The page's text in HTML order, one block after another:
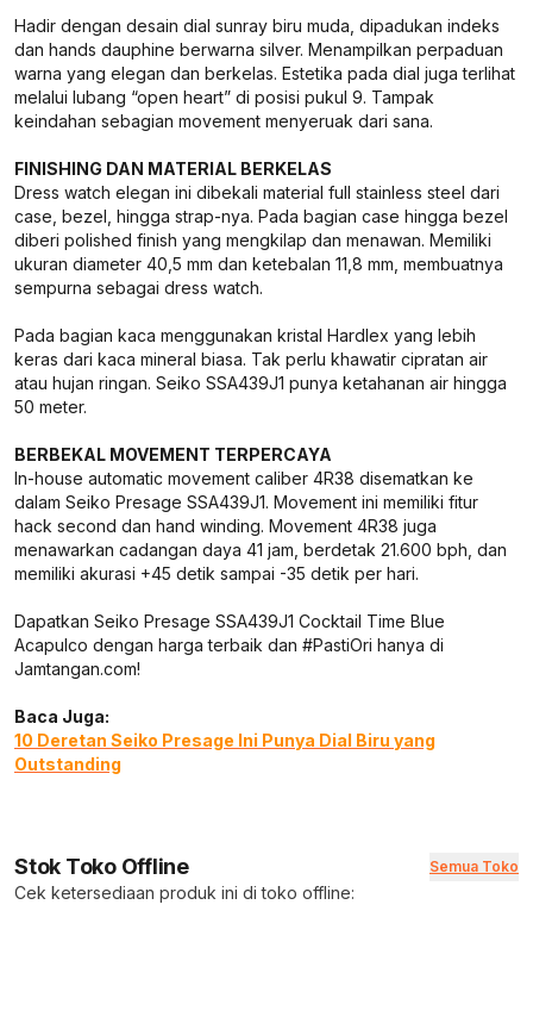
Hadir dengan desain dial sunray biru muda, dipadukan indeks
dan hands dauphine berwarna silver. Menampilkan perpaduan
warna yang elegan dan berkelas. Estetika pada dial juga terlihat
melalui lubang “open heart” di posisi pukul 9. Tampak
keindahan sebagian movement menyeruak dari sana.
FINISHING DAN MATERIAL BERKELAS
Dress watch elegan ini dibekali material full stainless steel dari
case, bezel, hingga strap-nya. Pada bagian case hingga bezel
diberi polished finish yang mengkilap dan menawan. Memiliki
ukuran diameter 40,5 mm dan ketebalan 11,8 mm, membuatnya
sempurna sebagai dress watch.
Pada bagian kaca menggunakan kristal Hardlex yang lebih
keras dari kaca mineral biasa. Tak perlu khawatir cipratan air
atau hujan ringan. Seiko SSA439J1 punya ketahanan air hingga
50 meter.
BERBEKAL MOVEMENT TERPERCAYA
In-house automatic movement caliber 4R38 disematkan ke
dalam Seiko Presage SSA439J1. Movement ini memiliki fitur
hack second dan hand winding. Movement 4R38 juga
menawarkan cadangan daya 41 jam, berdetak 21.600 bph, dan
memiliki akurasi +45 detik sampai -35 detik per hari.
Dapatkan Seiko Presage SSA439J1 Cocktail Time Blue
Acapulco dengan harga terbaik dan #PastiOri hanya di
Jamtangan.com!
Baca Juga:
10 Deretan Seiko Presage Ini Punya Dial Biru yang
Outstanding
Stok Toko Offline Semua Toko
Cek ketersediaan produk ini di toko offline: